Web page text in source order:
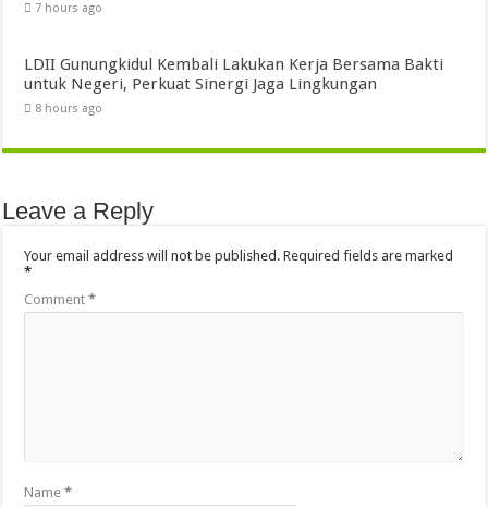
7 hours ago
LDII Gunungkidul Kembali Lakukan Kerja Bersama Bakti
untuk Negeri, Perkuat Sinergi Jaga Lingkungan
8 hours ago
Leave a Reply
Your email address will not be published. Required fields are marked
*
Comment*
Name*